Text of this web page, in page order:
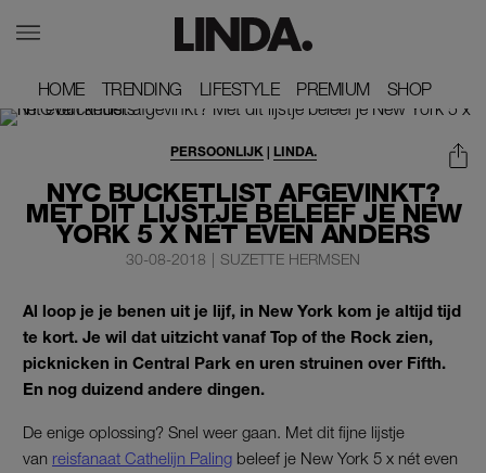
HOME
HOME TRENDING
TRENDING LIFESTYLE
LIFESTYLE PREMIUM
PREMIUM SHOP
SHOP
NYC BUCKETLIST AFGEVINKT?
MET DIT LIJSTJE BELEEF JE NEW
YORK 5 X NÉT EVEN ANDERS
PERSOONLIJK| LINDA.
30-08-2018 | SUZETTE HERMSEN
Al loop je je benen uit je lijf, in New York kom je altijd tijd
te kort. Je wil dat uitzicht vanaf Top of the Rock zien,
picknicken in Central Park en uren struinen over Fifth.
En nog duizend andere dingen.
De enige oplossing? Snel weer gaan. Met dit fijne lijstje
van reisfanaat Cathelijn Paling beleef je New York 5 x nét even